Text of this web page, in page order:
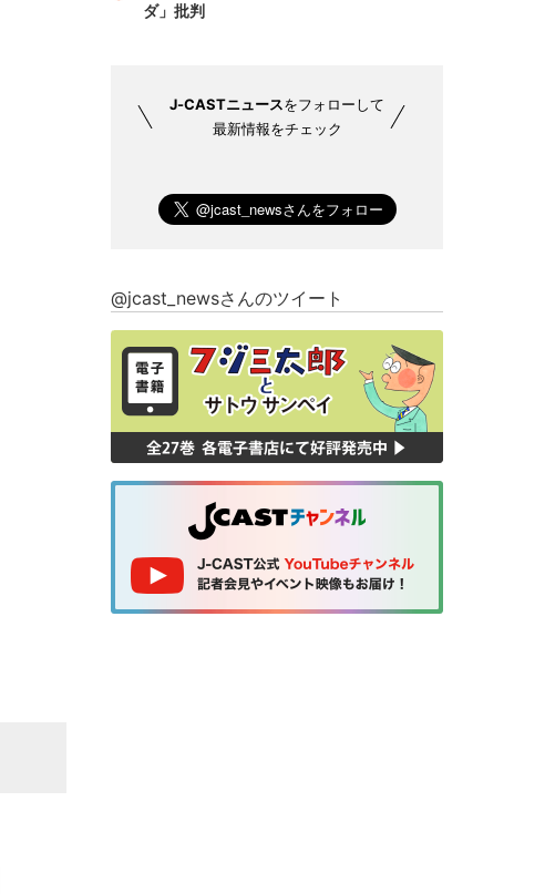
ダ」批判
J-CASTニュースをフォローして
最新情報をチェック
@jcast_newsさんのツイート